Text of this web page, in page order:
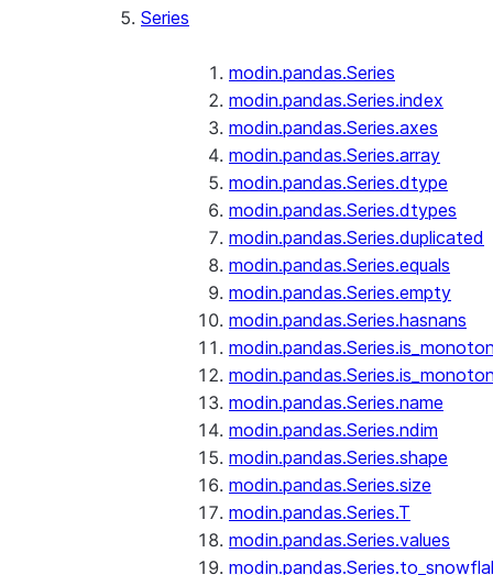
Series
modin.pandas.Series
modin.pandas.Series.index
modin.pandas.Series.axes
modin.pandas.Series.array
modin.pandas.Series.dtype
modin.pandas.Series.dtypes
modin.pandas.Series.duplicated
modin.pandas.Series.equals
modin.pandas.Series.empty
modin.pandas.Series.hasnans
modin.pandas.Series.name
modin.pandas.Series.ndim
modin.pandas.Series.shape
modin.pandas.Series.size
modin.pandas.Series.T
modin.pandas.Series.values